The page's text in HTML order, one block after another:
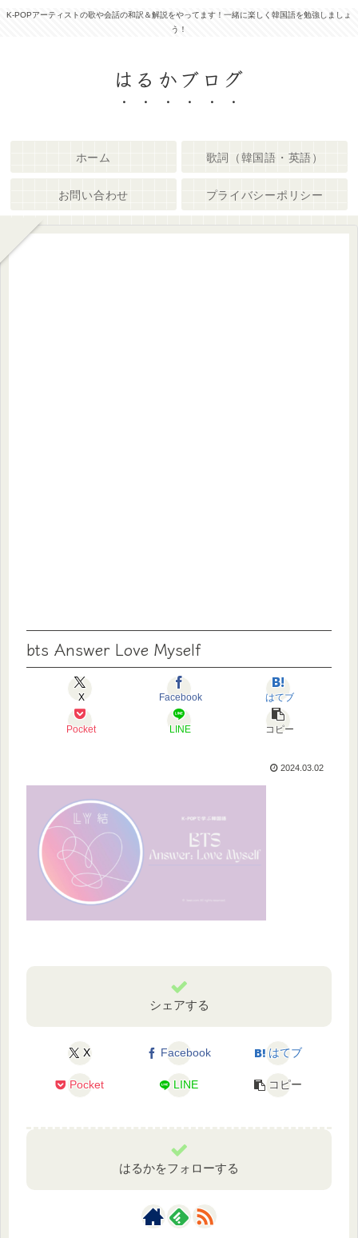
K-POPアーティストの歌や会話の和訳＆解説をやってます！一緒に楽しく韓国語を勉強しましょ
う！
はるかブログ
ホーム 歌詞（韓国語・英語）
お問い合わせ プライバシーポリシー
bts Answer Love Myself
X Facebook はてブ
Pocket LINE コピー
2024.03.02
シェアする
X Facebook はてブ
Pocket LINE コピー
はるかをフォローする